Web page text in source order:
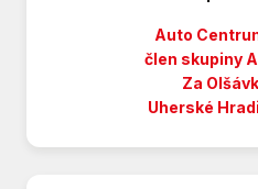
ESP (stabilizace
El. posilovač řízení
El. posilovač řízení s
Auto
člen skupiny
Za
Uherské